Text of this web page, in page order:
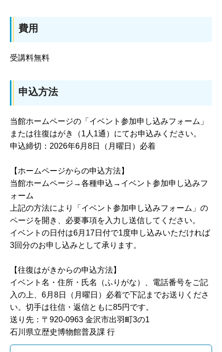
費用
受講料無料
申込方法
当館ホームページの「イベント参加申し込みフォーム」
または往復はがき（1人1通）にてお申込みください。
申込締切：2026年6月8日（月曜日）必着
【ホームページからの申込方法】
当館ホームページ→各種申込→イベント参加申し込みフ
ォーム
上記の方法により「イベント参加申し込みフォーム」の
ページを開き、必要事項を入力し送信してください。
イベントの日付は6月17日付で1度申し込みいただければ
3回分のお申し込みとして承ります。
【往復はがきからの申込方法】
イベント名・住所・氏名（ふりがな）、電話番号をご記
入の上、6月8日（月曜日）必着で下記までお送りくださ
い。切手は往信・返信ともに85円です。
送り先：〒920-0963 金沢市出羽町3の1
石川県立歴史博物館普及課 行